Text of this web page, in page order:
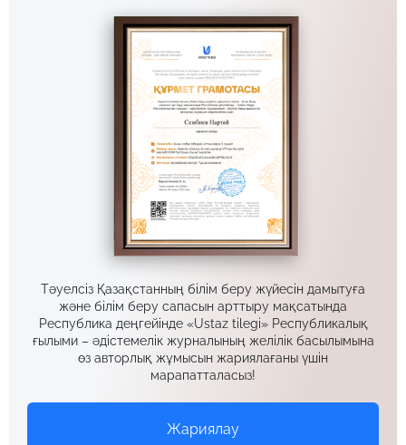
Тәуелсіз Қазақстанның білім беру жүйесін дамытуға
және білім беру сапасын арттыру мақсатында
Республика деңгейінде «Ustaz tilegi» Республикалық
ғылыми – әдістемелік журналының желілік басылымына
өз авторлық жұмысын жариялағаны үшін
марапатталасыз!
Жариялау